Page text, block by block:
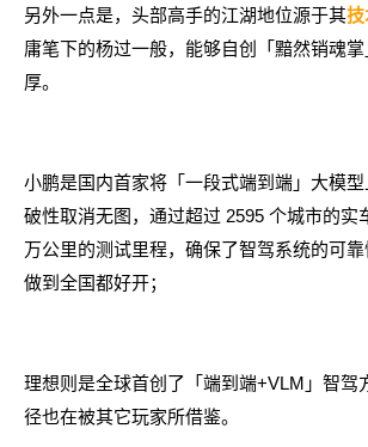
另外一点是，头部高手的江湖地位源于其技
庸笔下的杨过一般，能够自创「黯然销魂
厚。
小鹏是国内首家将「一段式端到端」大模
破性取消无图，通过超过 2595 个城市的实
万公里的测试里程，确保了智驾系统的可
做到全国都好开；
理想则是全球首创了「端到端+VLM」智驾
径也在被其它玩家所借鉴。